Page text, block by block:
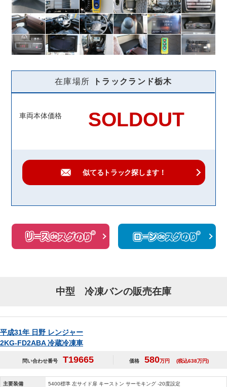
在庫場所 トラックランド栃木
車両本体価格 SOLDOUT
似てるトラック探します！
中型 冷凍バンの販売在庫
平成31年 日野 レンジャー
2KG-FD2ABA 冷蔵冷凍車
問い合わせ番号 T19665 価格 580万円 (税込638万円)
主要装備 5400標準 左サイド扉 キーストン サーモキング -20度設定